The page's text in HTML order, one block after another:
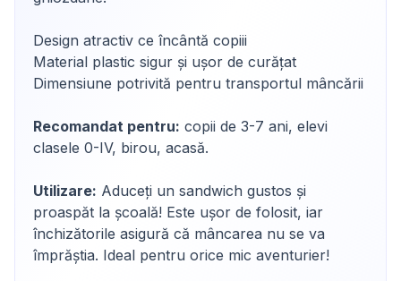
Design atractiv ce încântă copiii
Material plastic sigur și ușor de curățat
Dimensiune potrivită pentru transportul mâncării
Recomandat pentru: copii de 3-7 ani, elevi
clasele 0-IV, birou, acasă.
Utilizare: Aduceți un sandwich gustos și
proaspăt la școală! Este ușor de folosit, iar
închizătorile asigură că mâncarea nu se va
împrăștia. Ideal pentru orice mic aventurier!